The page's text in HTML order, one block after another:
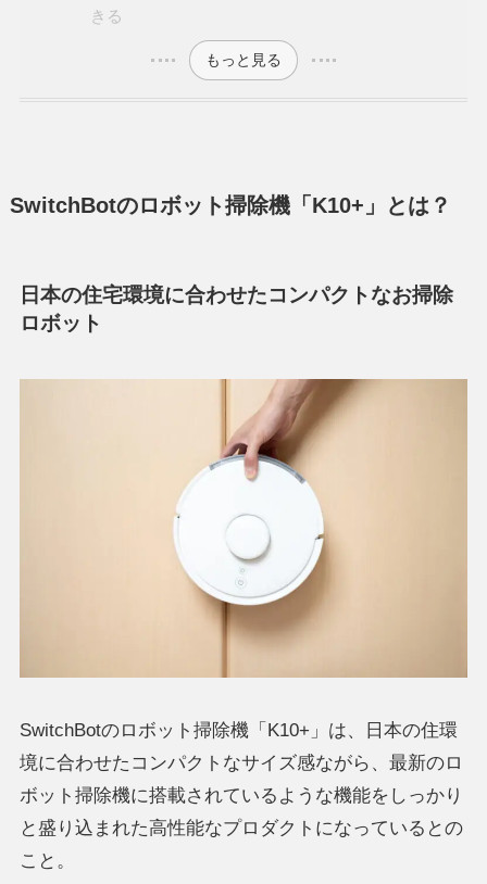
きる
もっと見る
SwitchBotのロボット掃除機「K10+」とは？
日本の住宅環境に合わせたコンパクトなお掃除
ロボット
SwitchBotのロボット掃除機「K10+」は、日本の住環
境に合わせたコンパクトなサイズ感ながら、最新のロ
ボット掃除機に搭載されているような機能をしっかり
と盛り込まれた高性能なプロダクトになっているとの
こと。